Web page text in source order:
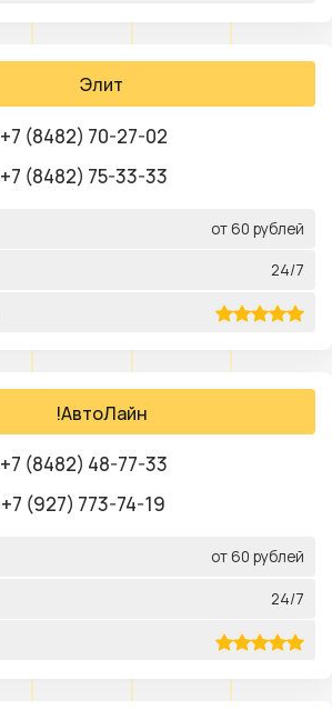
Элит
+7 (8482) 70-27-02
+7 (8482) 75-33-33
от 60 рублей
24/7
!АвтоЛайн
+7 (8482) 48-77-33
+7 (927) 773-74-19
от 60 рублей
24/7